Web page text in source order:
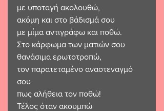
με υποταγή ακολουθώ,
ακόμη και στο βάδισμά σου
με μίμα αντιγράφω και ποθώ.
Στο κάρφωμα των ματιών σου
θανάσιμα ερωτοτροπώ,
τον παρατεταμένο αναστεναγμό
σου
πως αλήθεια τον ποθώ!
Τέλος όταν ακουμπώ